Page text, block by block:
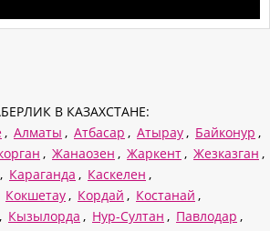
В КАЗАХСТАНЕ:
, Алматы , Атбасар , Атырау , Байконур ,
, Жанаозен , Жаркент , Жезказган ,
, Караганда , Каскелен ,
Кокшетау , Кордай , Костанай ,
, Кызылорда , Нур-Султан , Павлодар ,